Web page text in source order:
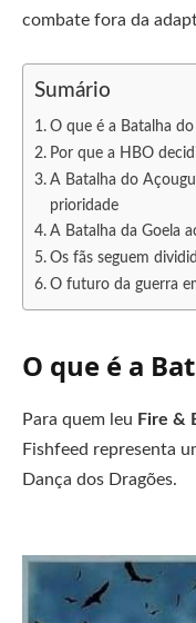
combate fora da
Sumário
O que é a Batalha
Por que a HBO
A Batalha do
prioridade
A Batalha da Goela
Os fãs seguem
O futuro da guerra
O que é a
Para quem leu Fire &
Fishfeed representa
Dança dos Dragões.